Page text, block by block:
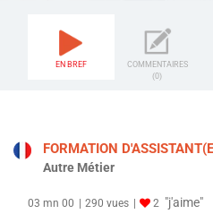
EN BREF
COMMENTAIRES
(0)
FORMATION
Autre Métier
03 mn 00 290 vues 2 "j'aime"